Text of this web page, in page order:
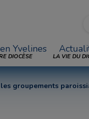
Yvelines
DIOCÈSE LA VIE DU
groupements